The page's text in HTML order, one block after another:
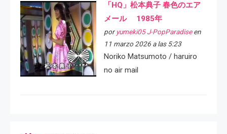
「HQ」松本典子 春色のエア
メール 1985年
por yumeki05 J-PopParadiseen
11 marzo 2026 a las 5:23
Noriko Matsumoto / haruiro
no air mail